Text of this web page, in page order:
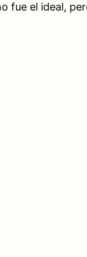
fue el ideal,